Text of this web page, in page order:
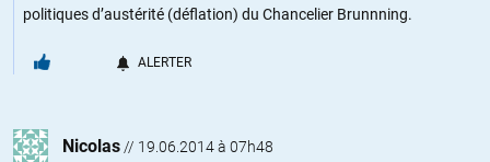
politiques d’austérité (déflation) du Chancelier Brunnning.
ALERTER
Nicolas // 19.06.2014 à 07h48